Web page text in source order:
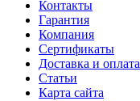
Контакты
Гарантия
Компания
Сертификаты
Доставка и оплата
Статьи
Карта сайта